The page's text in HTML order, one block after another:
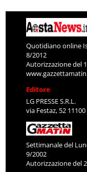
Quotidiano online
8/2012
Autorizzazione del
Editore
LG PRESSE S.R.L.
via Festaz, 52 11100
Settimanale del
9/2002
Autorizzazione del